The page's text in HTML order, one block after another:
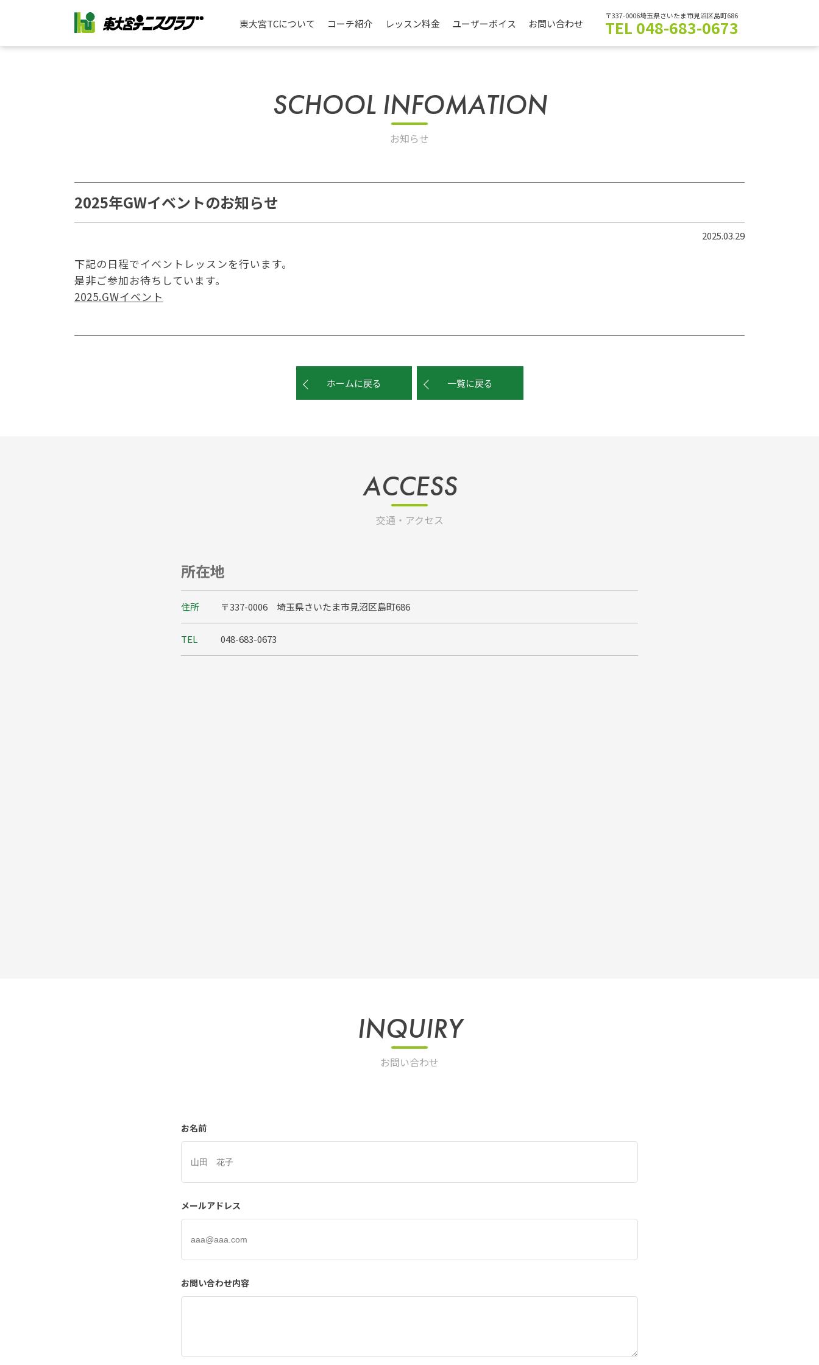
東大宮TCについて コーチ紹介 レッスン料金 ユーザーボイス お問い合わせ
〒337-0006埼玉県さいたま市見沼区島町686
TEL 048-683-0673
SCHOOL INFOMATION
お知らせ
2025年GWイベントのお知らせ
2025.03.29
下記の日程でイベントレッスンを行います。
是非ご参加お待ちしています。
2025.GWイベント
ホームに戻る 一覧に戻る
ACCESS
交通・アクセス
所在地
住所 〒337-0006 埼玉県さいたま市見沼区島町686
TEL 048-683-0673
INQUIRY
お問い合わせ
お名前
メールアドレス
お問い合わせ内容